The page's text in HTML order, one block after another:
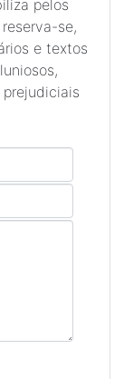
pelos
se,
e textos